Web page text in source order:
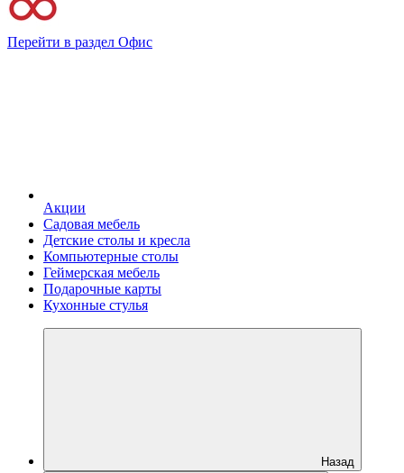
Перейти в раздел Офис
Акции
Садовая мебель
Детские столы и кресла
Компьютерные столы
Геймерская мебель
Подарочные карты
Кухонные стулья
Назад